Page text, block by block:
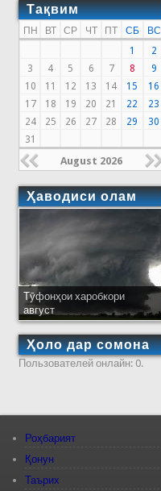
Тақвим
ПН ВТ СР ЧТ ПТ СБ
ВС
1
2
3
4 5 6 7 8
9
10
11 12 13 14 15
16
17
18 19 20 21 22
23
24
25 26 27 28 29
30
31
August 2026
Ҳаводиси олам
Тӯфонҳои харобкори
август
Ҳоло дар сомона
Пользователей онлайн: 0.
Роҳбарият
Қонун
Таърих